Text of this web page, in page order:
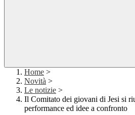
Home >
Novità >
Le notizie >
Il Comitato dei giovani di Jesi si
performance ed idee a confronto